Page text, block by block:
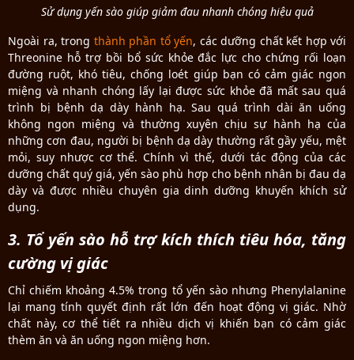
Sử dụng yến sào giúp giảm đau nhanh chóng hiệu quả
Ngoài ra, trong thành phần tổ yến, các dưỡng chất kết hợp với
Threonine hỗ trợ bồi bổ sức khỏe đắc lực cho chứng rối loạn
đường ruột, khó tiêu, chống loét giúp bạn có cảm giác ngon
miệng và nhanh chóng lấy lại được sức khỏe đã mất sau quá
trình bị bệnh dạ dày hành hạ. Sau quá trình dài ăn uống
không ngon miệng và thường xuyên chịu sự hành hạ của
những cơn đau, người bị bệnh dạ dày thường rất gầy yếu, mệt
mỏi, suy nhược cơ thể. Chính vì thế, dưới tác động của các
dưỡng chất quý giá, yến sào phù hợp cho bệnh nhân bị đau dạ
dày và được nhiều chuyên gia dinh dưỡng khuyến khích sử
dụng.
3. Tổ yến sào hỗ trợ kích thích tiêu hóa, tăng
cường vị giác
Chỉ chiếm khoảng 4.5% trong tổ yến sào nhưng Phenylalanine
lại mang tính quyết định rất lớn đến hoạt động vị giác. Nhờ
chất này, cơ thể tiết ra nhiều dịch vị khiến bạn có cảm giác
thèm ăn và ăn uống ngon miệng hơn.